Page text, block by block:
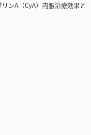
ンA（CyA）内服治療効果と